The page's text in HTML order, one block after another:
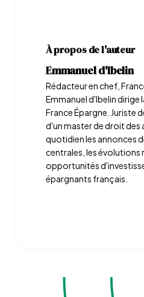
À propos de l'auteur
Emmanuel d'Ibelin
Rédacteur en chef,
Emmanuel d'Ibelin dirige
France Épargne. Juriste
d'un master de droit des
quotidien les annonces
centrales, les évolutions
opportunités
épargnants français.